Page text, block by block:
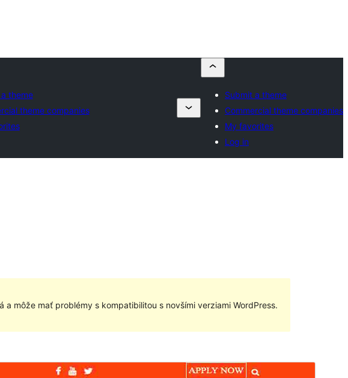
theme
theme companies
Submit a theme
Commercial theme companies
My favorites
Log in
môže mať problémy s kompatibilitou s novšími verziami WordPress.
Náhľad